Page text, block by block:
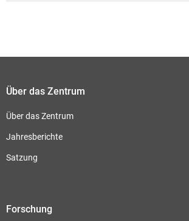
Über das Zentrum
Über das Zentrum
Jahresberichte
Satzung
Forschung